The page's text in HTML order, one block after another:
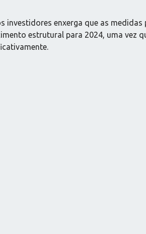
enxerga que as medidas
estrutural para 2024, uma vez